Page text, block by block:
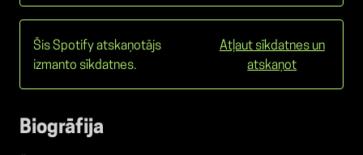
Šis Spotify atskaņotājs
izmanto sīkdatnes.
Atļaut sīkdatnes un
atskaņot
Biogrāfija